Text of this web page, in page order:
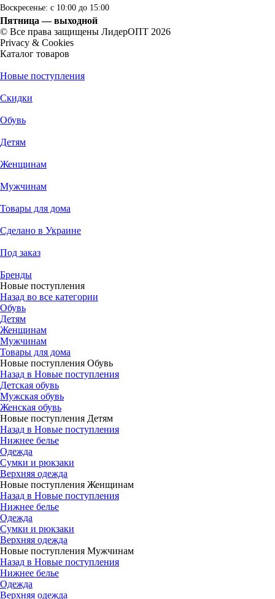
Воскресенье: с 10:00 до 15:00
Пятница — выходной
© Все права защищены ЛидерОПТ 2026
Privacy & Cookies
Каталог товаров
Новые поступления
Скидки
Обувь
Детям
Женщинам
Мужчинам
Товары для дома
Сделано в Украине
Под заказ
Бренды
Новые поступления
Назад во все категории
Обувь
Детям
Женщинам
Мужчинам
Товары для дома
Новые поступления Обувь
Назад в Новые поступления
Детская обувь
Мужская обувь
Женская обувь
Новые поступления Детям
Назад в Новые поступления
Нижнее белье
Одежда
Сумки и рюкзаки
Верхняя одежда
Новые поступления Женщинам
Назад в Новые поступления
Нижнее белье
Одежда
Сумки и рюкзаки
Верхняя одежда
Новые поступления Мужчинам
Назад в Новые поступления
Нижнее белье
Одежда
Верхняя одежда